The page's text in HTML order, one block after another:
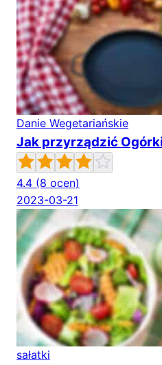
Danie Wegetariańskie
Jak przyrządzić
4.4 (8 ocen)
2023-03-21
sałatki